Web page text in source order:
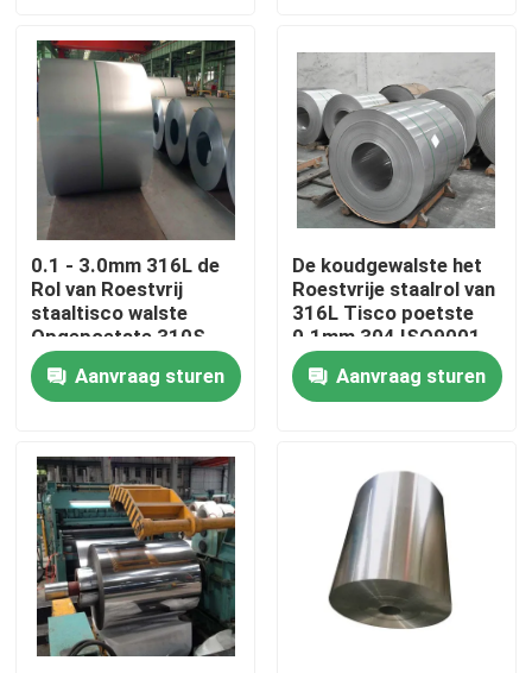
Producten
Ongeveer ons
Fabrieksreis
Kwaliteitscontrole
Contacteer ons
De Rol van het Tiscoroestvrije staal
de plaat van het roestvrij staalmetaal
Het Blad van de Koolstofstaalplaat
0.1 - 3.0mm 316L de
Rol van Roestvrij
staaltisco walste
Opgepoetste 310S
304 koud
Aanvraag sturen
De koudgewalste het
Roestvrije staalrol van
316L Tisco poetste
0.1mm 304 ISO9001
SS 308 309 op
Aanvraag sturen